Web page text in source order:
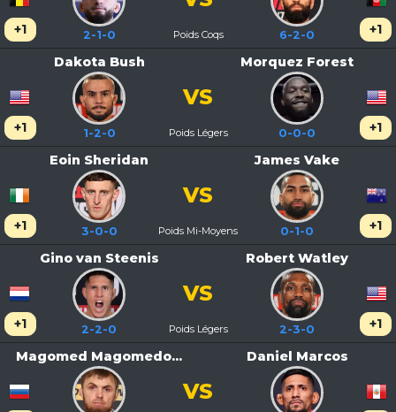
2-1-0 6-2-0
+1 +1
Poids Coqs
Dakota Bush
1-2-0
Morquez Forest
0-0-0
VS
+1 +1
Poids Légers
Eoin Sheridan
3-0-0
James Vake
0-1-0
VS
+1 +1
Poids Mi-Moyens
Gino van Steenis
2-2-0
Robert Watley
2-3-0
VS
+1 +1
Poids Légers
Magomed Magomedo... Daniel Marcos
VS